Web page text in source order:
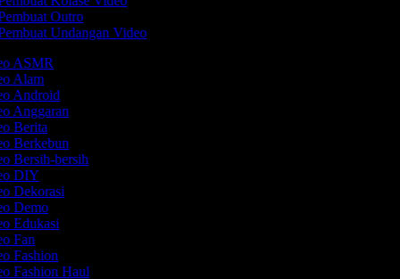
Outro
Undangan Video
ASMR
Alam
Android
Anggaran
Berita
Berkebun
Bersih-bersih
DIY
Dekorasi
Demo
Edukasi
Fan
Fashion
Fashion Haul